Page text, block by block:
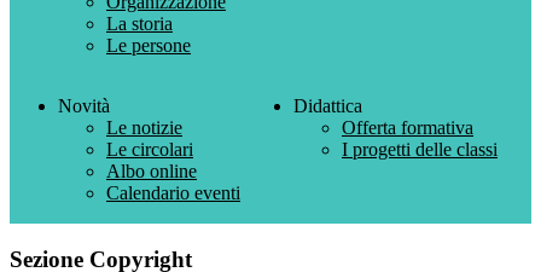
La storia
Le persone
Novità
Le notizie
Le circolari
Albo online
Calendario eventi
Didattica
Offerta formativa
I progetti delle classi
Sezione Copyright